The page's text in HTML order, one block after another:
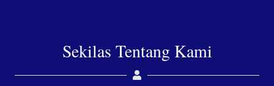
Sekilas Tentang Kami